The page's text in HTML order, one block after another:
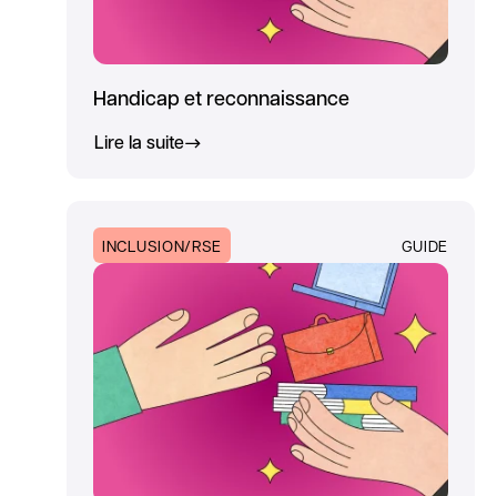
Handicap et reconnaissance
Lire la suite
INCLUSION/RSE GUIDE